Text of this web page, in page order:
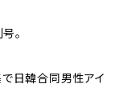
。
で日韓合同男性アイ